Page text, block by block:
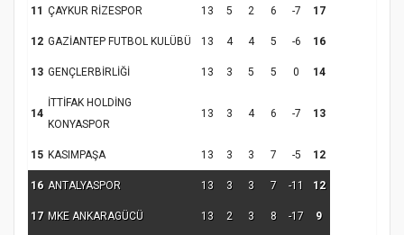
11 ÇAYKUR RİZESPOR 13 5 2 6 -7 17
12 GAZİANTEP FUTBOL KULÜBÜ 13 4 4 5 -6 16
13 GENÇLERBİRLİĞİ 13 3 5 5 0 14
14
İTTİFAK HOLDİNG
KONYASPOR
13 3 4 6 -7 13
15 KASIMPAŞA 13 3 3 7 -5 12
16 ANTALYASPOR 13 3 3 7 -11 12
17 MKE ANKARAGÜCÜ 13 2 3 8 -17 9